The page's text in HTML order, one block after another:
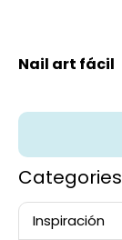
Nail art fácil
Categories
Inspiración